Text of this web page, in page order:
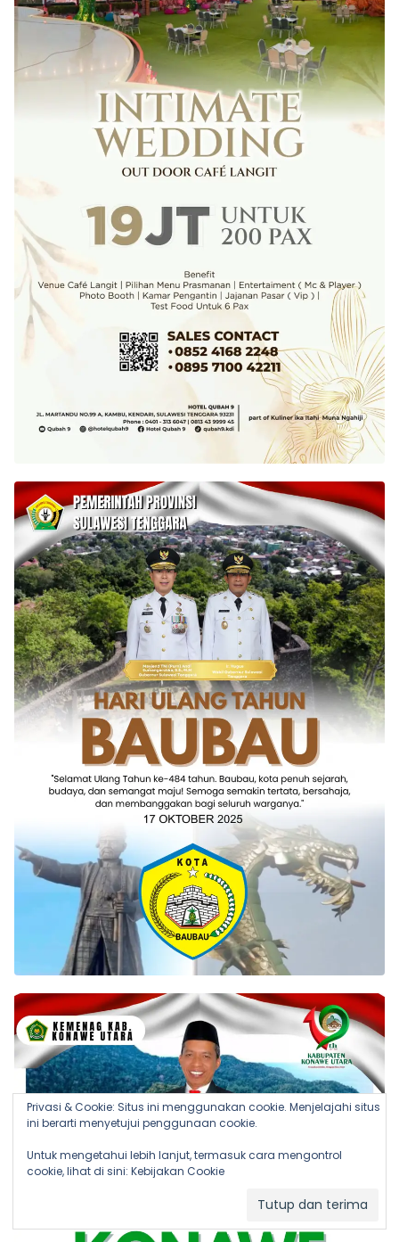
Privasi & Cookie: Situs ini menggunakan cookie. Menjelajahi situs
ini berarti menyetujui penggunaan cookie.
Untuk mengetahui lebih lanjut, termasuk cara mengontrol
cookie, lihat di sini: Kebijakan Cookie